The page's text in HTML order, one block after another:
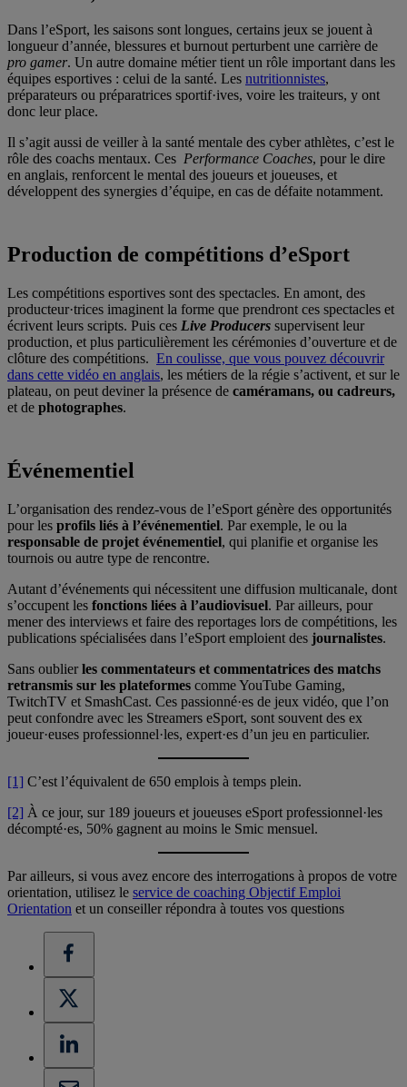
Dans l’eSport, les saisons sont longues, certains jeux se jouent à
longueur d’année, blessures et burnout perturbent une carrière de
pro gamer. Un autre domaine métier tient un rôle important dans les
équipes esportives : celui de la santé. Les nutritionnistes,
préparateurs ou préparatrices sportif·ives, voire les traiteurs, y ont
donc leur place.
Il s’agit aussi de veiller à la santé mentale des cyber athlètes, c’est le
rôle des coachs mentaux. Ces Performance Coaches, pour le dire
en anglais, renforcent le mental des joueurs et joueuses, et
développent des synergies d’équipe, en cas de défaite notamment.
Production de compétitions d’eSport
Les compétitions esportives sont des spectacles. En amont, des
producteur·trices imaginent la forme que prendront ces spectacles et
écrivent leurs scripts. Puis ces Live Producers supervisent leur
production, et plus particulièrement les cérémonies d’ouverture et de
clôture des compétitions. En coulisse, que vous pouvez découvrir
dans cette vidéo en anglais, les métiers de la régie s’activent, et sur le
plateau, on peut deviner la présence de caméramans, ou cadreurs,
et de photographes.
Événementiel
L’organisation des rendez-vous de l’eSport génère des opportunités
pour les profils liés à l’événementiel. Par exemple, le ou la
responsable de projet événementiel, qui planifie et organise les
tournois ou autre type de rencontre.
Autant d’événements qui nécessitent une diffusion multicanale, dont
s’occupent les fonctions liées à l’audiovisuel. Par ailleurs, pour
mener des interviews et faire des reportages lors de compétitions, les
publications spécialisées dans l’eSport emploient des journalistes.
Sans oublierles commentateurs et commentatrices des matchs
retransmis sur les plateformes comme YouTube Gaming,
TwitchTV et SmashCast. Ces passionné·es de jeux vidéo, que l’on
peut confondre avec les Streamers eSport, sont souvent des ex
joueur·euses professionnel·les, expert·es d’un jeu en particulier.
[1] C’est l’équivalent de 650 emplois à temps plein.
[2] À ce jour, sur 189 joueurs et joueuses eSport professionnel·les
décompté·es, 50% gagnent au moins le Smic mensuel.
Par ailleurs, si vous avez encore des interrogations à propos de votre
orientation, utilisez le service de coaching Objectif Emploi
Orientation et un conseiller répondra à toutes vos questions